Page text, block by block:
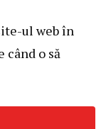
ul web în
când o să